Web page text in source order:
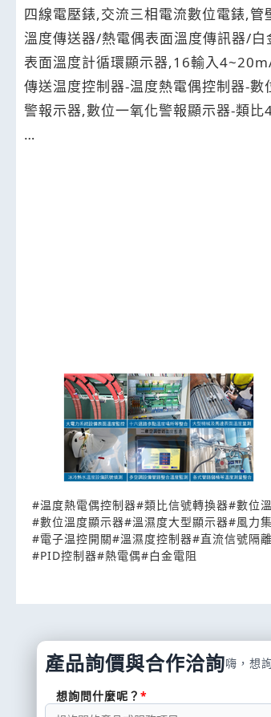
四線電壓錶,交流三相電流數位電錶,
溫度傳送器/熱電偶表面溫度傳訊器/
表面溫度計循環顯示器,16輸入
傳送温度控制器-温度熱電偶控制器-
警報示器,數位一氧化警報顯示器-類
#温度熱電偶控制器#類比信號轉換器#數位
#數位溫度顯示器#溫濕度大型顯示器#風力
#電子温控開關#溫濕度控制器#直流信號隔
#PID控制器#熱電偶#白金電阻
產品詢價與合作洽詢嗨，想
想詢問什麼呢？